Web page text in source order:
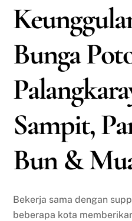
Bunga
Sampit,
Bun &
Bekerja sama dengan
beberapa kota